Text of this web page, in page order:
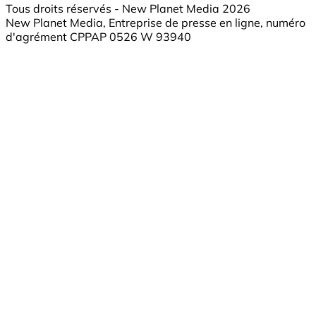
Tous droits réservés - New Planet Media 2026
New Planet Media, Entreprise de presse en ligne, numéro
d'agrément CPPAP 0526 W 93940